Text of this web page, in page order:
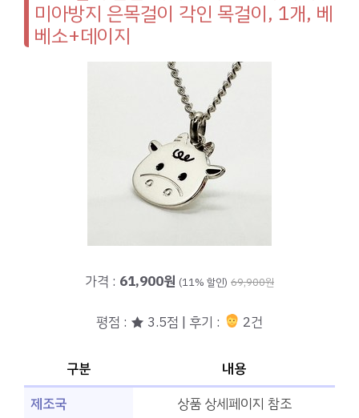
미아방지 은목걸이 각인 목걸이, 1개, 베
베소+데이지
가격 : 61,900원 (11% 할인) 69,900원
평점 : ★ 3.5점 | 후기 : 2건
구분
내용
제조국
상품 상세페이지 참조